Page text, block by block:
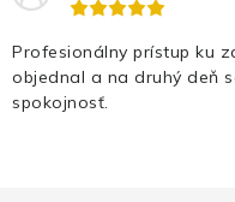
Profesionálny prístup ku
objednal a na druhý deň
spokojnosť.